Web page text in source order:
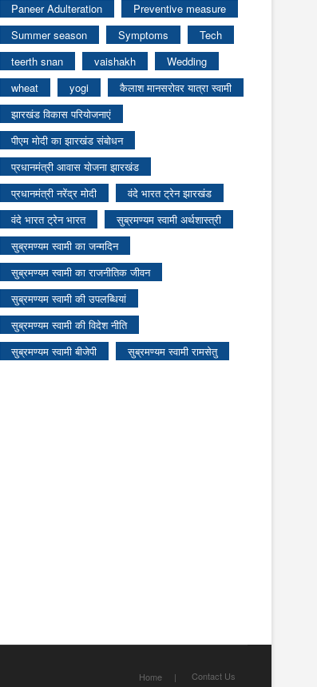
Paneer Adulteration
Preventive measure
Summer season
Symptoms
Tech
teerth snan
vaishakh
Wedding
wheat
yogi
कैलाश मानसरोवर यात्रा स्वामी
झारखंड विकास परियोजनाएं
पीएम मोदी का झारखंड संबोधन
प्रधानमंत्री आवास योजना झारखंड
प्रधानमंत्री नरेंद्र मोदी
वंदे भारत ट्रेन झारखंड
वंदे भारत ट्रेन भारत
सुब्रमण्यम स्वामी अर्थशास्त्री
सुब्रमण्यम स्वामी का जन्मदिन
सुब्रमण्यम स्वामी का राजनीतिक जीवन
सुब्रमण्यम स्वामी की उपलब्धियां
सुब्रमण्यम स्वामी की विदेश नीति
सुब्रमण्यम स्वामी बीजेपी
सुब्रमण्यम स्वामी रामसेतु
Home Contact Us